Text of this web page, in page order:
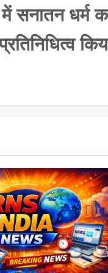
सनातन धर्म